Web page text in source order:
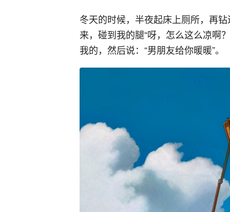
冬天的时候，半夜起床上厕所，再
来，碰到我的腿“呀，怎么这么凉啊
我的，然后说：“男朋友给你暖暖”。